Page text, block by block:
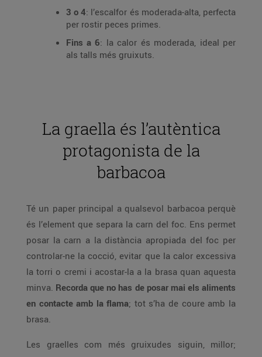
3 o 4: l’escalfor és moderada-alta, perfecta
per rostir peces primes.
Fins a 6: la calor és moderada, ideal per
als talls més gruixuts.
La graella és l’autèntica
protagonista de la
barbacoa
Té un paper principal a qualsevol barbacoa perquè
és l’element que separa la carn del foc. Ens permet
posar la carn a la distància apropiada del foc per
controlar-ne la cocció, evitar que la calor excessiva
la torri o cremi i acostar-la a la brasa quan aquesta
minva. Recorda que no has de posar mai els aliments
en contacte amb la flama; tot s’ha de coure amb la
brasa.
Les graelles com més gruixudes siguin, millor;